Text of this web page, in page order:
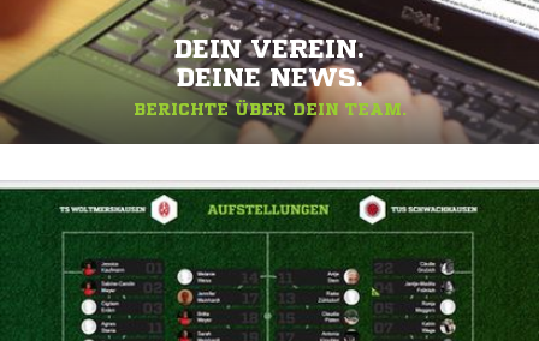
DEIN VEREIN.
DEINE NEWS.
BERICHTE ÜBER DEIN TEAM.